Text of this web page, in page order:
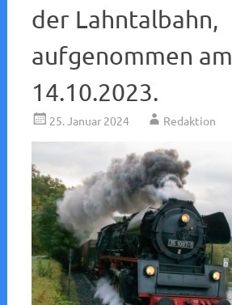
der Lahntalbahn,
aufgenommen am
14.10.2023.
25. Januar 2024 Redaktion